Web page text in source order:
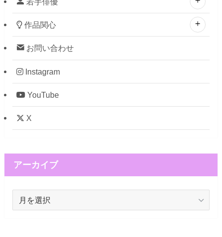
作品関心
お問い合わせ
Instagram
YouTube
X
アーカイブ